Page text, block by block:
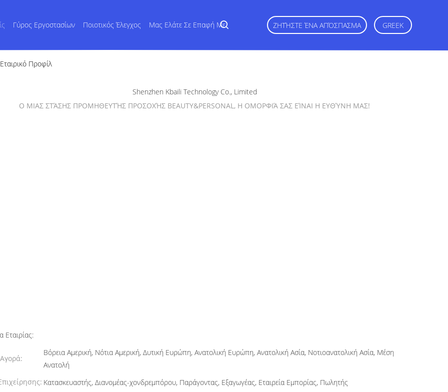
Γύρος Εργοστασίων Ποιοτικός Έλεγχος Μας Ελάτε Σε Επαφή Με ΖΗΤΉΣΤΕ ΈΝΑ ΑΠΌΣΠΑΣΜΑ GREEK
Προφίλ
Shenzhen Kbaili Technology Co., Limited
Ο ΜΙΑΣ ΣΤΆΣΗΣ ΠΡΟΜΗΘΕΥΤΉΣ ΠΡΟΣΟΧΉΣ BEAUTY&PERSONAL, Η ΟΜΟΡΦΙΆ ΣΑΣ ΕΊΝΑΙ Η ΕΥΘΎΝΗ ΜΑΣ!
Εταιρίας:
Βόρεια Αμερική, Νότια Αμερική, Δυτική Ευρώπη, Ανατολική Ευρώπη, Ανατολική Ασία, Νοτιοανατολική Ασία, Μέση
Ανατολή
Κατασκευαστής, Διανομέας-χονδρεμπόρου, Παράγοντας, Εξαγωγέας, Εταιρεία Εμπορίας, Πωλητής